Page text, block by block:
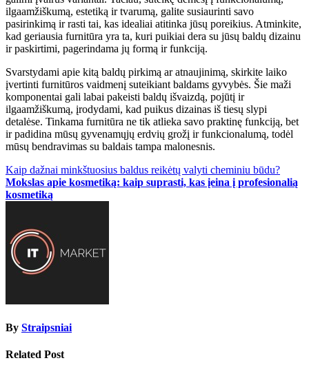
ilgaamžiškumą, estetiką ir tvarumą, galite susiaurinti savo
pasirinkimą ir rasti tai, kas idealiai atitinka jūsų poreikius. Atminkite,
kad geriausia furnitūra yra ta, kuri puikiai dera su jūsų baldų dizainu
ir paskirtimi, pagerindama jų formą ir funkciją.
Svarstydami apie kitą baldų pirkimą ar atnaujinimą, skirkite laiko
įvertinti furnitūros vaidmenį suteikiant baldams gyvybės. Šie maži
komponentai gali labai pakeisti baldų išvaizdą, pojūtį ir
ilgaamžiškumą, įrodydami, kad puikus dizainas iš tiesų slypi
detalėse. Tinkama furnitūra ne tik atlieka savo praktinę funkciją, bet
ir padidina mūsų gyvenamųjų erdvių grožį ir funkcionalumą, todėl
mūsų bendravimas su baldais tampa malonesnis.
Navigacija
tarp
Kaip dažnai minkštuosius baldus reikėtų valyti cheminiu būdu?
Mokslas apie kosmetiką: kaip suprasti, kas įeina į profesionalią
kosmetiką
By Straipsniai
Related Post